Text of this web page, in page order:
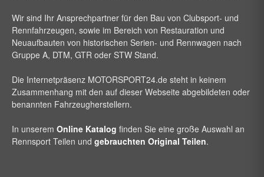
Wir sind Ihr Ansprechpartner für den Bau von Clubsport- und
Rennfahrzeugen, sowie im Bereich von Restauration und
Neuaufbauten von historischen Serien- und Rennwagen nach
Gruppe A, DTM, GTR oder STW Stand.
Die Internetpräsenz MOTORSPORT24.de steht in keinem
Zusammenhang mit den auf dieser Webseite abgebildeten oder
benannten Fahrzeugherstellern.
In unserem Online Katalog finden Sie eine große Auswahl an
Rennsport Teilen und gebrauchten Original Teilen.